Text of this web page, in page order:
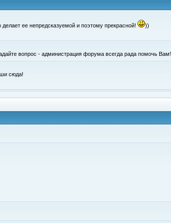
ее непредсказуемой и поэтому прекрасной!
))
вопрос - администрация форума всегда рада помочь Вам!
сюда!